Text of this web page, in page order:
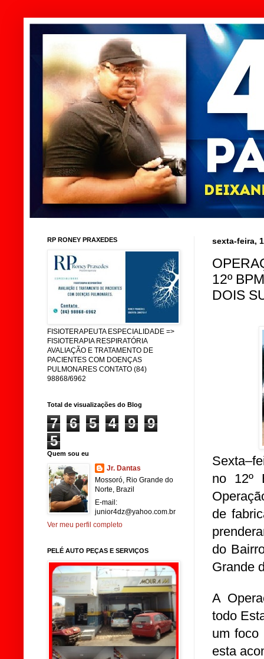
sexta-feira,
12º
DOIS
no 12º
de
do
Grande
A
todo
um foco
esta
RP RONEY PRAXEDES
FISIOTERAPEUTA ESPECIALIDADE =>
FISIOTERAPIA RESPIRATÓRIA
AVALIAÇÃO E TRATAMENTO DE
PACIENTES COM DOENÇAS
PULMONARES CONTATO (84)
98868/6962
Total de visualizações do Blog
7 6 5 4 9
9
5
Quem sou eu
Jr. Dantas
Mossoró, Rio Grande do
Norte, Brazil
E-mail:
junior4dz@yahoo.com.br
Ver meu perfil completo
PELÉ AUTO PEÇAS E SERVIÇOS